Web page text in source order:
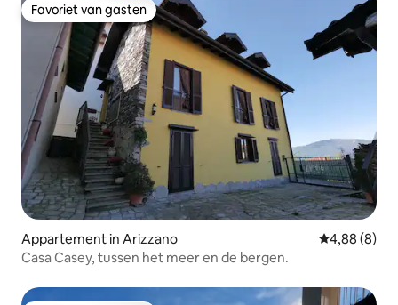
Favoriet van gasten
Favoriet van gasten
Appartement in Arizzano Gemiddelde
4,88 (8)
Casa Casey, tussen het meer en de bergen.